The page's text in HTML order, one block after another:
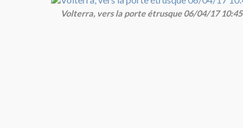
Volterra, vers la porte étrusque 06/04/17 10:45